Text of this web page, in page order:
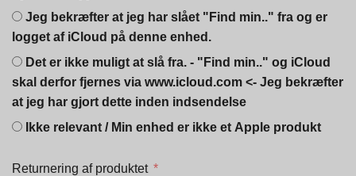
Jeg bekræfter at jeg har slået "Find min.." fra og er
logget af iCloud på denne enhed.
Det er ikke muligt at slå fra. - "Find min.." og iCloud
skal derfor fjernes via www.icloud.com <- Jeg bekræfter
at jeg har gjort dette inden indsendelse
Ikke relevant / Min enhed er ikke et Apple produkt
Returnering af produktet